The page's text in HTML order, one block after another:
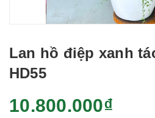
Lan hồ điệp xanh
HD55
10.800.000₫